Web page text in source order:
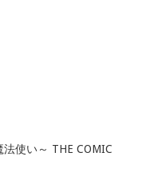
使い～ THE COMIC